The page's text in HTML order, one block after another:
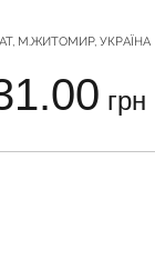
М.ЖИТОМИР, УКРАЇНА
грн